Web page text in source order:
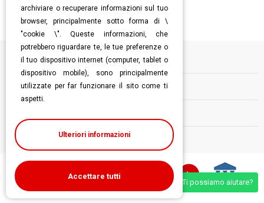
Informazioni
Follow us
Ti possiamo aiutare?
archiviare o recuperare informazioni sul tuo
browser, principalmente sotto forma di \
"cookie \". Queste informazioni, che
potrebbero riguardare te, le tue preferenze o
il tuo dispositivo internet (computer, tablet o
dispositivo mobile), sono principalmente
utilizzate per far funzionare il sito come ti
aspetti.
Ulteriori informazioni
Accettare tutti